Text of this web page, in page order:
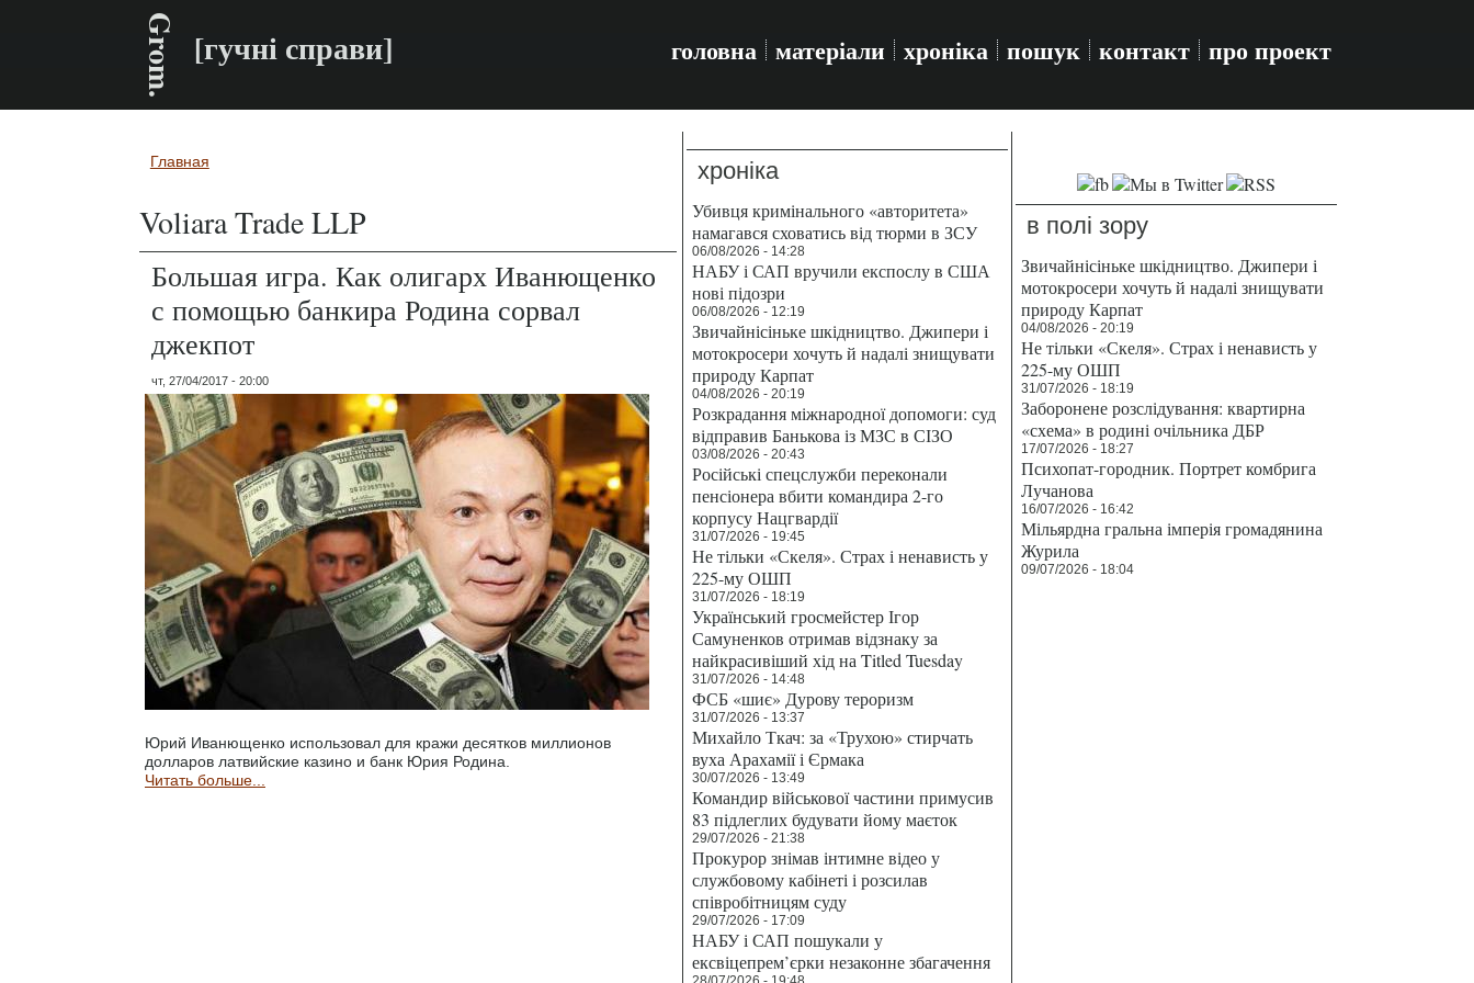
Grom. [гучні справи] головна матеріали хроніка пошук контакт про проект
Вы здесь
Главная
Voliara Trade LLP
Большая игра. Как олигарх Иванющенко
с помощью банкира Родина сорвал
джекпот
чт, 27/04/2017 - 20:00
Юрий Иванющенко использовал для кражи десятков миллионов
долларов латвийские казино и банк Юрия Родина.
Читать больше...
хроніка
Убивця кримінального «авторитета»
намагався сховатись від тюрми в ЗСУ
06/08/2026 - 14:28
НАБУ і САП вручили експослу в США
нові підозри
06/08/2026 - 12:19
Звичайнісіньке шкідництво. Джипери і
мотокросери хочуть й надалі знищувати
природу Карпат
04/08/2026 - 20:19
Розкрадання міжнародної допомоги: суд
відправив Банькова із МЗС в СІЗО
03/08/2026 - 20:43
Російські спецслужби переконали
пенсіонера вбити командира 2-го
корпусу Нацгвардії
31/07/2026 - 19:45
Не тільки «Скеля». Страх і ненависть у
225-му ОШП
31/07/2026 - 18:19
Український гросмейстер Ігор
Самуненков отримав відзнаку за
найкрасивіший хід на Titled Tuesday
31/07/2026 - 14:48
ФСБ «шиє» Дурову тероризм
31/07/2026 - 13:37
Михайло Ткач: за «Трухою» стирчать
вуха Арахамії і Єрмака
30/07/2026 - 13:49
Командир військової частини примусив
83 підлеглих будувати йому маєток
29/07/2026 - 21:38
Прокурор знімав інтимне відео у
службовому кабінеті і розсилав
співробітницям суду
29/07/2026 - 17:09
НАБУ і САП пошукали у
ексвіцепрем’єрки незаконне збагачення
в полі зору
Звичайнісіньке шкідництво. Джипери і
мотокросери хочуть й надалі знищувати
природу Карпат
04/08/2026 - 20:19
Не тільки «Скеля». Страх і ненависть у
225-му ОШП
31/07/2026 - 18:19
Заборонене розслідування: квартирна
«схема» в родині очільника ДБР
17/07/2026 - 18:27
Психопат-городник. Портрет комбрига
Лучанова
16/07/2026 - 16:42
Мільярдна гральна імперія громадянина
Журила
09/07/2026 - 18:04